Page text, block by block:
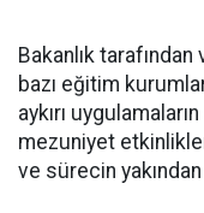
Bakanlık
bazı eğitim
aykırı
mezuniyet
ve sürecin